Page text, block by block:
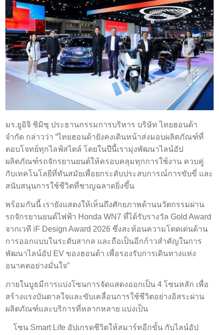
มร.ยูอิจิ ชิมิซุ ประธานกรรมการบริหาร บริษัท ไทยฮอนด้า
จำกัด กล่าวว่า “ไทยฮอนด้ายังคงเดินหน้าส่งมอบผลิตภัณฑ์ที่
ตอบโจทย์ทุกไลฟ์สไตล์ โดยในปีนี้เรามุ่งพัฒนาไลน์อัป
ผลิตภัณฑ์รถจักรยานยนต์ให้ครอบคลุมทุกการใช้งาน ควบคู่
กับเทคโนโลยีที่ทันสมัยเพื่อยกระดับประสบการณ์การขับขี่ และ
สนับสนุนการใช้ชีวิตที่ชาญฉลาดยิ่งขึ้น
พร้อมกันนี้ เรายังแสดงให้เห็นถึงศักยภาพด้านนวัตกรรมผ่าน
รถจักรยานยนต์ไฟฟ้า Honda WN7 ที่ได้รับรางวัล Gold Award
จากเวที iF Design Award 2026 ซึ่งสะท้อนความโดดเด่นด้าน
การออกแบบในระดับสากล และถือเป็นอีกก้าวสำคัญในการ
พัฒนาไลน์อัป EV ของฮอนด้า เพื่อรองรับการเดินทางแห่ง
อนาคตอย่างมั่นใจ”
ภายในบูธมีการแบ่งโซนการจัดแสดงออกเป็น 4 โซนหลัก เพื่อ
สร้างแรงบันดาลใจและขับเคลื่อนการใช้ชีวิตอย่างอิสระผ่าน
ผลิตภัณฑ์และบริการที่หลากหลาย แบ่งเป็น
โซน Smart Life อัปเกรดชีวิตให้สมาร์ทอีกขั้น กับไลน์อัป